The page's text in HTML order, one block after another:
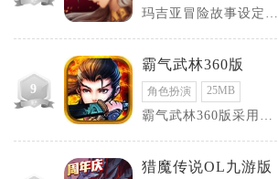
玛吉亚冒险故事设定在
9
霸气武林360版
角色扮演 25MB
霸气武林360版采用当
猎魔传说OL九游版